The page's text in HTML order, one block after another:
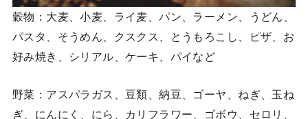
穀物：大麦、小麦、ライ麦、パン、ラーメン、うどん、
パスタ、そうめん、クスクス、とうもろこし、ピザ、お
好み焼き、シリアル、ケーキ、パイなど
野菜：アスパラガス、豆類、納豆、ゴーヤ、ねぎ、玉ね
ぎ、にんにく、にら、カリフラワー、ゴボウ、セロリ、